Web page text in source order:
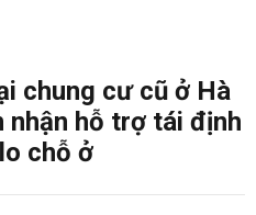
chung cư cũ ở Hà
nhận hỗ trợ tái định
chỗ ở